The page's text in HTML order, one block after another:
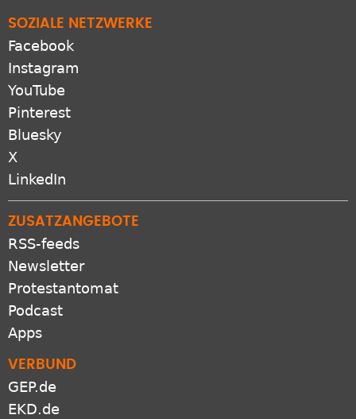
SOZIALE NETZWERKE
Facebook
Instagram
YouTube
Pinterest
Bluesky
X
LinkedIn
ZUSATZANGEBOTE
RSS-feeds
Newsletter
Protestantomat
Podcast
Apps
VERBUND
GEP.de
EKD.de